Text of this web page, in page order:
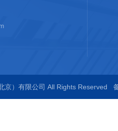
京）有限公司 All Rights Reserved